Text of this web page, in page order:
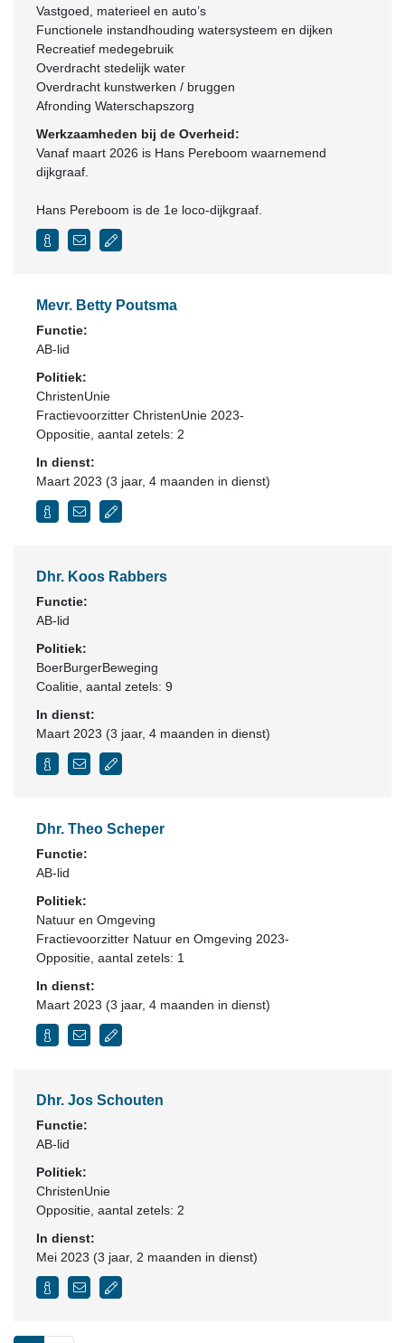
Vastgoed, materieel en auto’s
Functionele instandhouding watersysteem en dijken
Recreatief medegebruik
Overdracht stedelijk water
Overdracht kunstwerken / bruggen
Afronding Waterschapszorg
Werkzaamheden bij de Overheid:
Vanaf maart 2026 is Hans Pereboom waarnemend
dijkgraaf.
Hans Pereboom is de 1e loco-dijkgraaf.
Mevr. Betty Poutsma
Functie:
AB-lid
Politiek:
ChristenUnie
Fractievoorzitter ChristenUnie 2023-
Oppositie , aantal zetels: 2
In dienst:
Maart 2023 (3 jaar, 4 maanden in dienst)
Dhr. Koos Rabbers
Functie:
AB-lid
Politiek:
BoerBurgerBeweging
Coalitie , aantal zetels: 9
In dienst:
Maart 2023 (3 jaar, 4 maanden in dienst)
Dhr. Theo Scheper
Functie:
AB-lid
Politiek:
Natuur en Omgeving
Fractievoorzitter Natuur en Omgeving 2023-
Oppositie , aantal zetels: 1
In dienst:
Maart 2023 (3 jaar, 4 maanden in dienst)
Dhr. Jos Schouten
Functie:
AB-lid
Politiek:
ChristenUnie
Oppositie , aantal zetels: 2
In dienst:
Mei 2023 (3 jaar, 2 maanden in dienst)